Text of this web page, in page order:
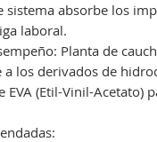
sistema absorbe los
laboral.
Planta de
a los derivados de
EVA (Etil-Vinil-Acetato)